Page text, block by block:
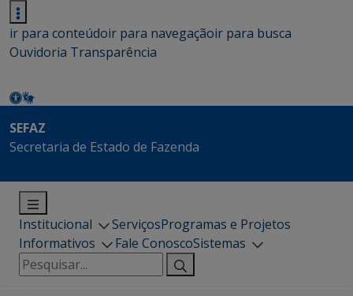
ir para conteúdoir para navegaçãoir para busca
Ouvidoria Transparência
SEFAZ
Secretaria de Estado de Fazenda
Institucional ServiçosProgramas e Projetos
Informativos
Fale ConoscoSistemas
Pesquisar
por: